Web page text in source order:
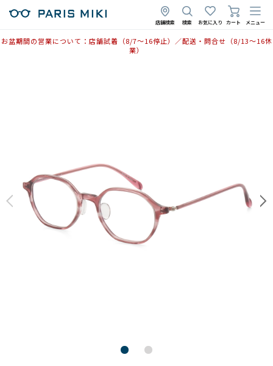
店舗検索 検索 お気に入り カート メニュー
お盆期間の営業について：店舗試着（8/7〜16停止）／配送・問合せ（8/13〜16休
業）